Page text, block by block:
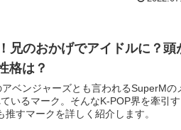
兄のおかげでアイドルに？頭
格は？
ベンジャーズとも言われるSuperMの
いるマーク。そんなK-POP界を牽引す
すマークを詳しく紹介します。